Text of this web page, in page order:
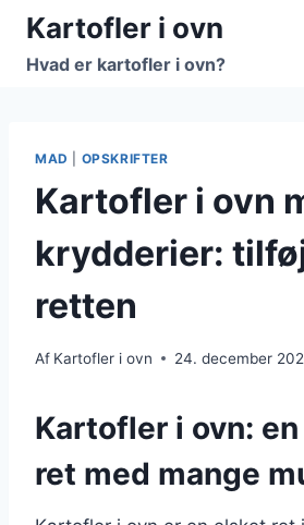
Fortsæt
indhold
Kartofler i ovn
Hvad er kartofler i ovn?
MAD OPSKRIFTER
Kartofler i ovn
krydderier:
retten
Af Kartofler i ovn 24. december
Kartofler i ovn:
ret med mange